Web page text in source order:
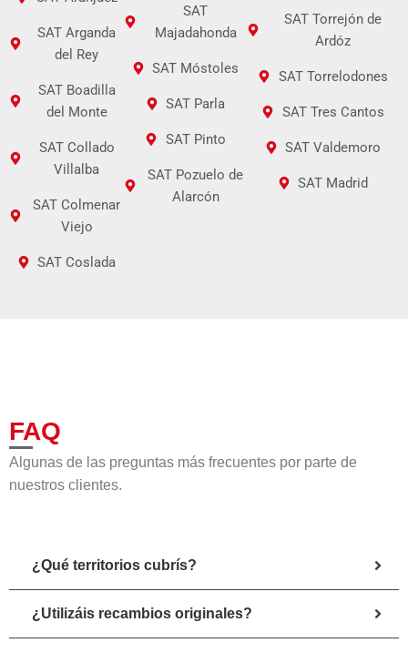
SAT Arganda
del Rey
SAT Boadilla
del Monte
SAT Collado
Villalba
SAT Colmenar
Viejo
SAT Coslada
SAT
Majadahonda
SAT Móstoles
SAT Parla
SAT Pinto
SAT Pozuelo de
Alarcón
SAT Torrejón de
Ardóz
SAT Torrelodones
SAT Tres Cantos
SAT Valdemoro
SAT Madrid
FAQ
Algunas de las preguntas más frecuentes por parte de
nuestros clientes.
¿Qué territorios cubrís?
¿Utilizáis recambios originales?